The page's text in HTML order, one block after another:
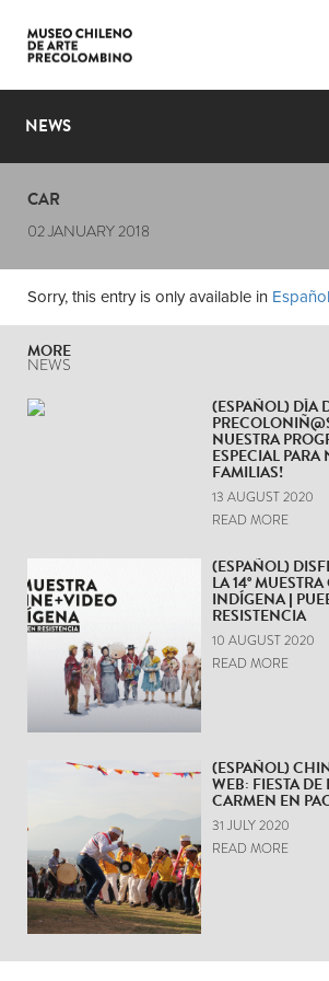
LANGUAGE
PLAN YOUR VISIT
EXHIBITIONS
THE MUSEUM
NEWS
LATEST VIDEOS
NEWS
CAR
02 JANUARY 2018
Sorry, this entry is only available in Español
MORE
NEWS
(ESPAÑOL) DÍA
NUESTRA
ESPECIAL
FAMILIAS!
13 AUGUST 2020
READ MORE
(ESPAÑOL)
LA 14°
INDÍGENA |
RESISTENCIA
10 AUGUST 2020
READ MORE
(ESPAÑOL)
WEB: FIESTA
CARMEN EN
31 JULY 2020
READ MORE